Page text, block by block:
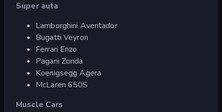
Super auta
Lamborghini Aventador
Bugatti Veyron
Ferrari Enzo
Pagani Zonda
Koenigsegg Agera
McLaren 650S
Muscle Cars